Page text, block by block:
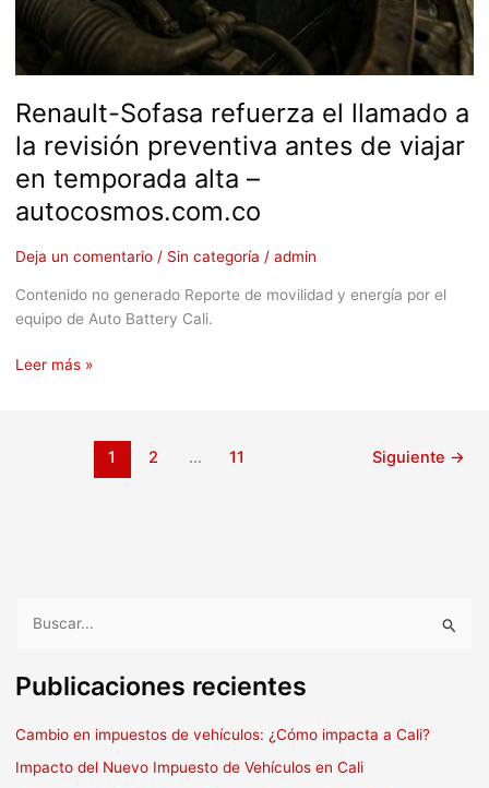
Renault-Sofasa refuerza el llamado a
la revisión preventiva antes de viajar
en temporada alta –
autocosmos.com.co
Deja un comentario / Sin categoría / admin
Contenido no generado Reporte de movilidad y energía por el
equipo de Auto Battery Cali.
Leer más »
1 2 … 11 Siguiente →
s
a
r
Publicaciones recientes
Cambio en impuestos de vehículos: ¿Cómo impacta a Cali?
Impacto del Nuevo Impuesto de Vehículos en Cali